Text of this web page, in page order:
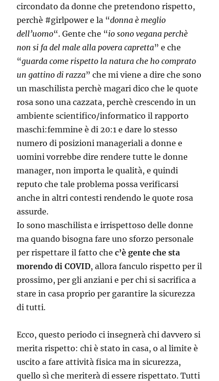
circondato da donne che pretendono rispetto,
perchè #girlpower e la “donna è meglio
dell’uomo“. Gente che “io sono vegana perchè
non si fa del male alla povera capretta” e che
“guarda come rispetto la natura che ho comprato
un gattino di razza” che mi viene a dire che sono
un maschilista perchè magari dico che le quote
rosa sono una cazzata, perchè crescendo in un
ambiente scientifico/informatico il rapporto
maschi:femmine è di 20:1 e dare lo stesso
numero di posizioni manageriali a donne e
uomini vorrebbe dire rendere tutte le donne
manager, non importa le qualità, e quindi
reputo che tale problema possa verificarsi
anche in altri contesti rendendo le quote rosa
assurde.
Io sono maschilista e irrispettoso delle donne
ma quando bisogna fare uno sforzo personale
per rispettare il fatto chec’è gente che sta
morendo di COVID, allora fanculo rispetto per il
prossimo, per gli anziani e per chi si sacrifica a
stare in casa proprio per garantire la sicurezza
di tutti.
Ecco, questo periodo ci insegnerà chi davvero si
merita rispetto: chi è stato in casa, o al limite è
uscito a fare attività fisica ma in sicurezza,
quello sì che meriterà di essere rispettato. Tutti